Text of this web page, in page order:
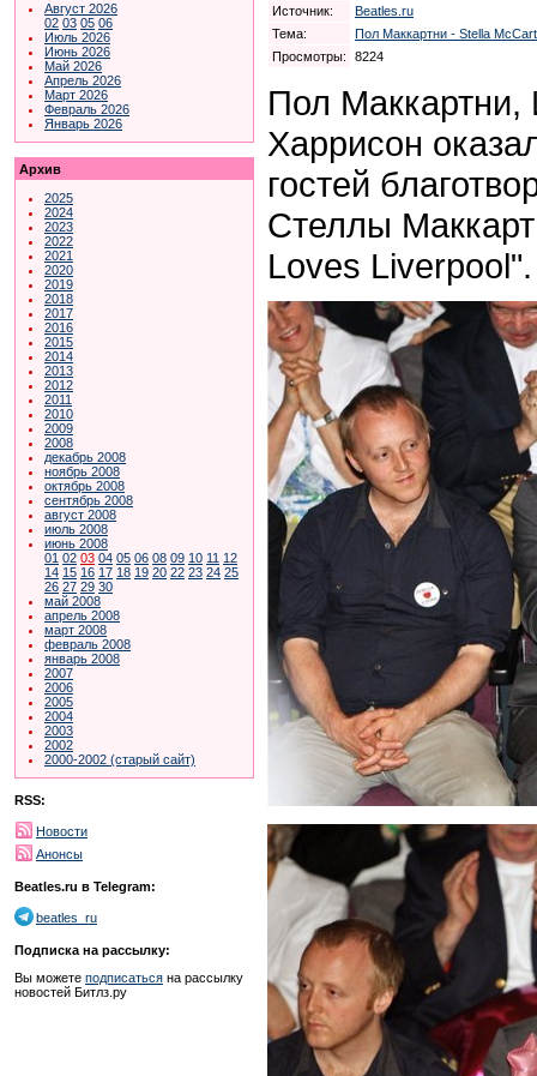
Август 2026
02 03 05 06
Июль 2026
Июнь 2026
Май 2026
Апрель 2026
Март 2026
Февраль 2026
Январь 2026
Архив
2025
2024
2023
2022
2021
2020
2019
2018
2017
2016
2015
2014
2013
2012
2011
2010
2009
2008
декабрь 2008
ноябрь 2008
октябрь 2008
сентябрь 2008
август 2008
июль 2008
июнь 2008
01 02 03 04 05 06 08 09 10 11 12
14 15 16 17 18 19 20 22 23 24 25
26 27 29 30
май 2008
апрель 2008
март 2008
февраль 2008
январь 2008
2007
2006
2005
2004
2003
2002
2000-2002 (старый сайт)
RSS:
Новости
Анонсы
Beatles.ru в Telegram:
beatles_ru
Подписка на рассылку:
Вы можете подписаться на рассылку
новостей Битлз.ру
Источник:
Beatles.ru
Тема:
Пол Маккартни - Stella
Просмотры:
8224
Пол
Харрисон
гостей
Стеллы
Loves Liverpool".